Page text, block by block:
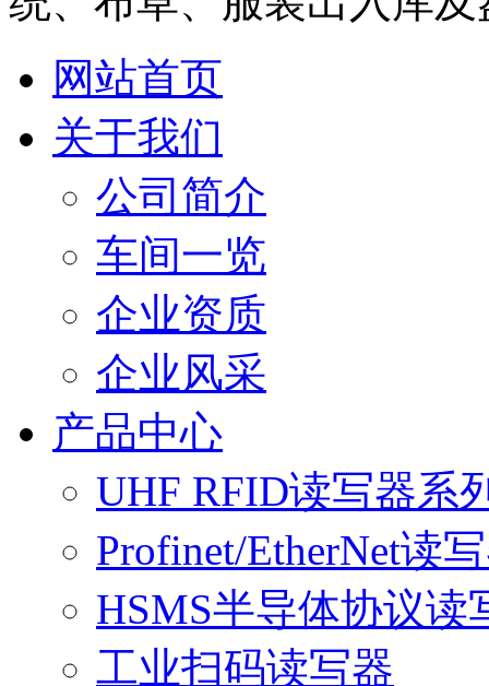
网站首页
关于我们
公司简介
车间一览
企业资质
企业风采
产品中心
UHF RFID读写器系
Profinet/EtherNet读
HSMS半导体协议读
工业扫码读写器